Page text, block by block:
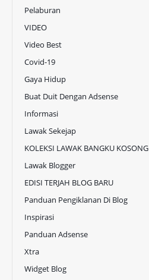
Pelaburan
VIDEO
Video Best
Covid-19
Gaya Hidup
Buat Duit Dengan Adsense
Informasi
Lawak Sekejap
KOLEKSI LAWAK BANGKU KOSONG
Lawak Blogger
EDISI TERJAH BLOG BARU
Panduan Pengiklanan Di Blog
Inspirasi
Panduan Adsense
Xtra
Widget Blog